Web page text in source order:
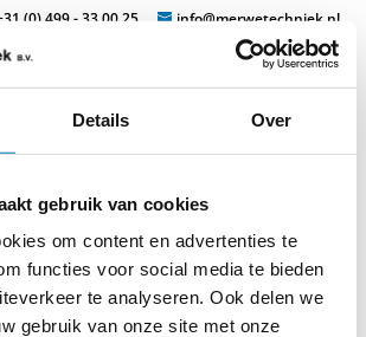
Details Over
gebruik van cookies
om content en advertenties te
functies voor social media te bieden
te analyseren. Ook delen we
gebruik van onze site met onze
(0) 499 - 33 00 25 info@merwetechniek.nl
elektrotechnische producten